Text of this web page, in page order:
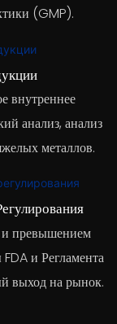
(GMP).
внутреннее
анализ, анализ
металлов.
и превышением
и Регламента
выход на рынок.